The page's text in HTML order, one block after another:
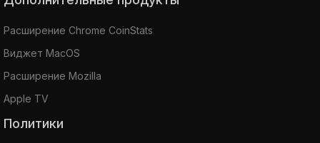
Расширение Chrome CoinStats
Виджет MacOS
Расширение Mozilla
Apple TV
Политики